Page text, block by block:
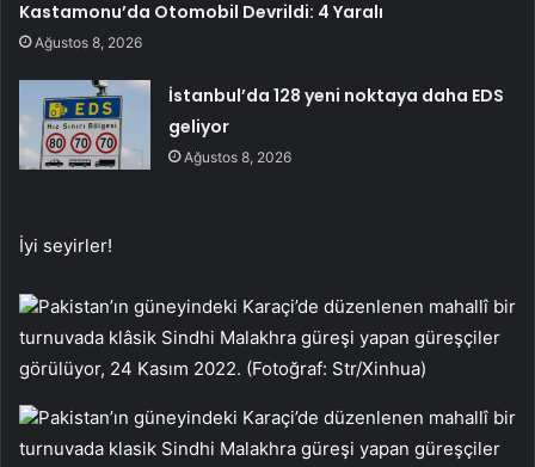
Kastamonu’da Otomobil Devrildi: 4 Yaralı
Ağustos 8, 2026
İstanbul’da 128 yeni noktaya daha EDS
geliyor
Ağustos 8, 2026
İyi seyirler!
Pakistan’ın güneyindeki Karaçi’de düzenlenen mahallî bir
turnuvada klâsik Sindhi Malakhra güreşi yapan güreşçiler
görülüyor, 24 Kasım 2022. (Fotoğraf: Str/Xinhua)
Pakistan’ın güneyindeki Karaçi’de düzenlenen mahallî bir
turnuvada klasik Sindhi Malakhra güreşi yapan güreşçiler